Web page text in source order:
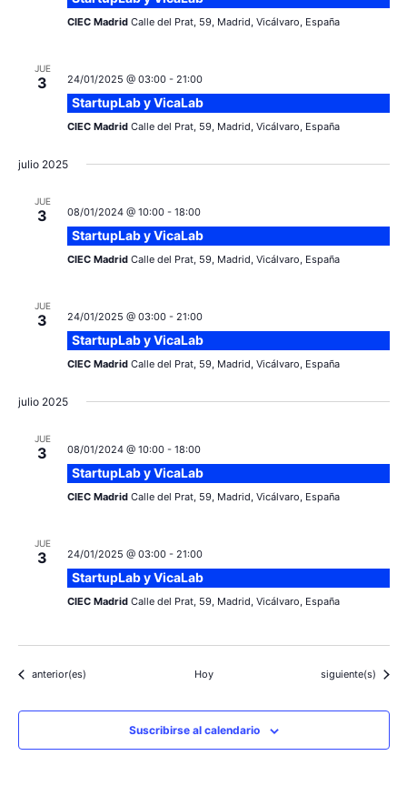
CIEC Madrid Calle del Prat, 59, Madrid, Vicálvaro, España
JUE
3 24/01/2025 @ 03:00- 21:00
StartupLab y VicaLab
CIEC Madrid Calle del Prat, 59, Madrid, Vicálvaro, España
julio 2025
JUE
3 08/01/2024 @ 10:00- 18:00
StartupLab y VicaLab
CIEC Madrid Calle del Prat, 59, Madrid, Vicálvaro, España
JUE
3 24/01/2025 @ 03:00- 21:00
StartupLab y VicaLab
CIEC Madrid Calle del Prat, 59, Madrid, Vicálvaro, España
julio 2025
JUE
3 08/01/2024 @ 10:00- 18:00
StartupLab y VicaLab
CIEC Madrid Calle del Prat, 59, Madrid, Vicálvaro, España
JUE
3 24/01/2025 @ 03:00- 21:00
StartupLab y VicaLab
CIEC Madrid Calle del Prat, 59, Madrid, Vicálvaro, España
Eventos
anterior(es) Hoy Eventos
siguiente(s)
Suscribirse al calendario